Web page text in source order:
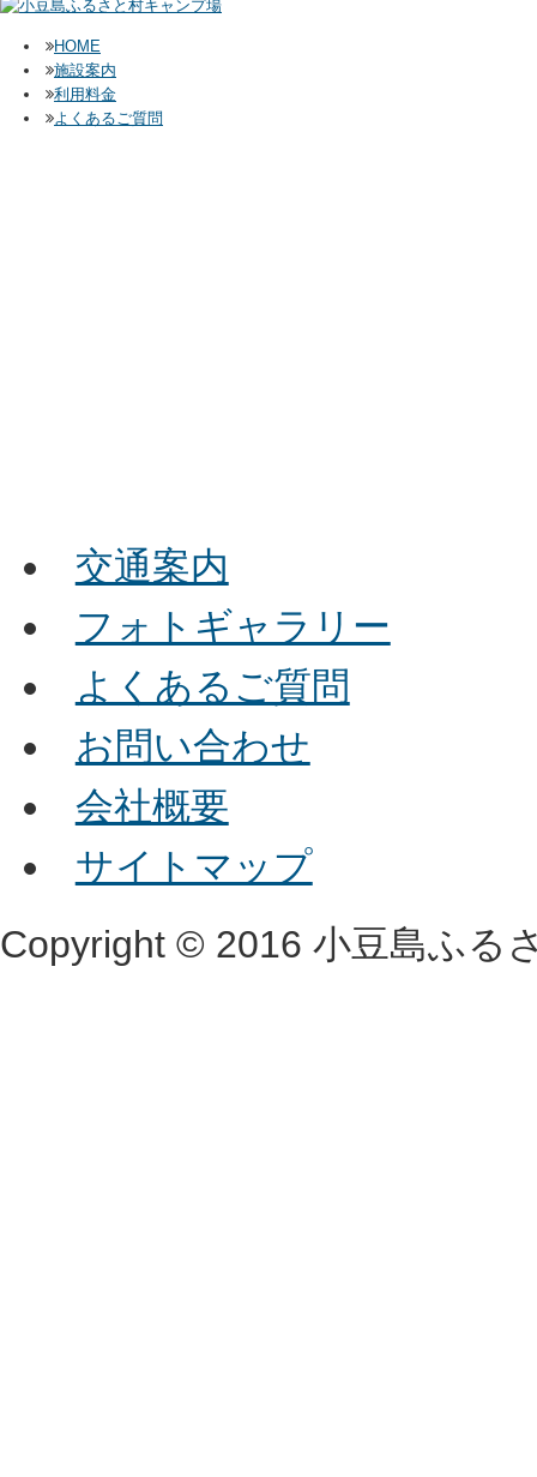
HOME
施設案内
利用料金
よくあるご質問
交通案内
フォトギャラリー
よくあるご質問
お問い合わせ
会社概要
サイトマップ
Copyright © 2016 小豆島ふる